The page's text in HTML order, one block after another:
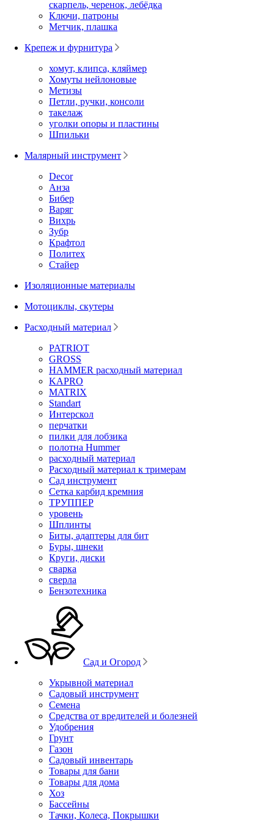
скарпель, черенок, лебёдка
Ключи, патроны
Метчик, плашка
Крепеж и фурнитура
хомут, клипса, кляймер
Хомуты нейлоновые
Метизы
Петли, ручки, консоли
такелаж
уголки опоры и пластины
Шпильки
Малярный инструмент
Decor
Анза
Бибер
Варяг
Вихрь
Зубр
Крафтол
Политех
Стайер
Изоляционные материалы
Мотоциклы, скутеры
Расходный материал
PATRIOT
GROSS
HAMMER расходный материал
KAPRO
MATRIX
Standart
Интерскол
перчатки
пилки для лобзика
полотна Hummer
расходный материал
Расходный материал к тримерам
Сад инструмент
Сетка карбид кремния
ТРУППЕР
уровень
Шплинты
Биты, адаптеры для бит
Буры, шнеки
Круги, диски
сварка
сверла
Бензотехника
Сад и Огород
Укрывной материал
Садовый инструмент
Семена
Средства от вредителей и болезней
Удобрения
Грунт
Газон
Садовый инвентарь
Товары для бани
Товары для дома
Хоз
Бассейны
Тачки, Колеса, Покрышки